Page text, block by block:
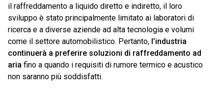
il raffreddamento a liquido diretto e indiretto, il loro
sviluppo è stato principalmente limitato ai laboratori di
ricerca e a diverse aziende ad alta tecnologia e volumi
come il settore automobilistico. Pertanto, l’industria
continuerà a preferire soluzioni di raffreddamento ad
aria fino a quando i requisiti di rumore termico e acustico
non saranno più soddisfatti.